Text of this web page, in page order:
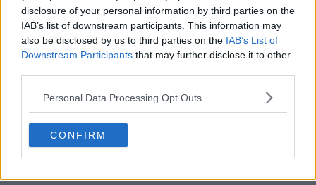
disclosure of your personal information by third parties on the
IAB’s list of downstream participants. This information may
also be disclosed by us to third parties on the IAB’s List of
Downstream Participants that may further disclose it to other
Personal Data Processing Opt Outs
CONFIRM